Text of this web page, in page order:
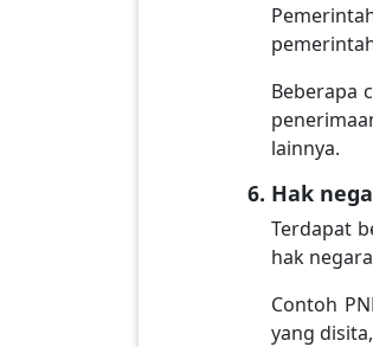
Beberapa
lainnya.
Hak
Terdapat
hak
Contoh
yang